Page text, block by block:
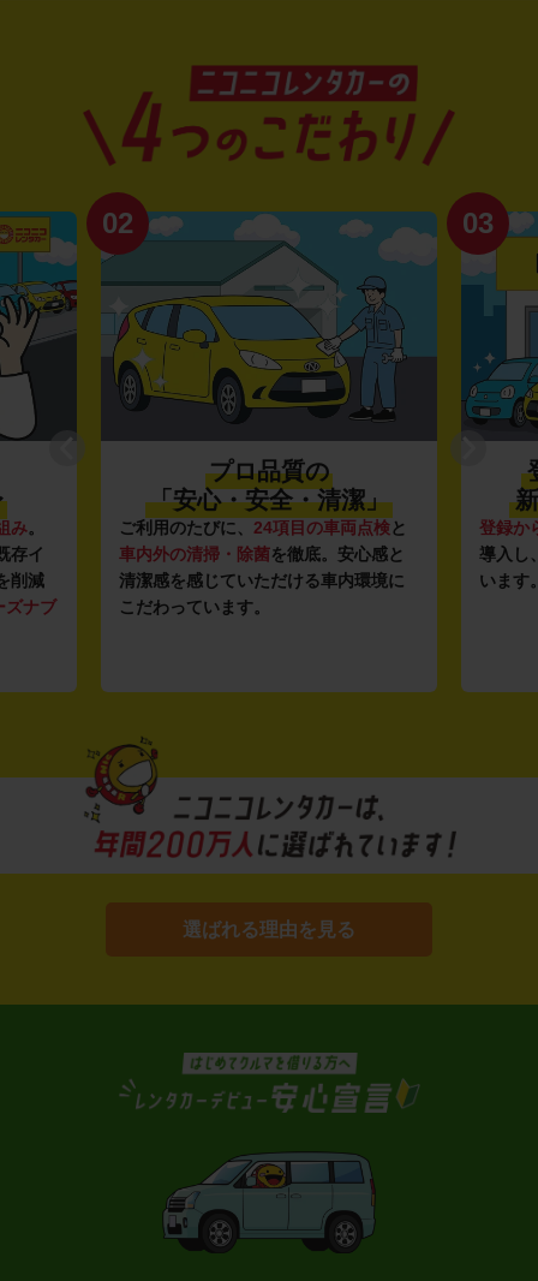
み。
存イ
削減
ズナブ
02
プロ品質の
「安心・安全・清潔」
ご利用のたびに、 24項目の車両点検と
車内外の清掃・除菌を徹底。安心感と
清潔感を感じていただける車内環境に
こだわっています。
03
登録か
導入し
います
選ばれる理由を見る